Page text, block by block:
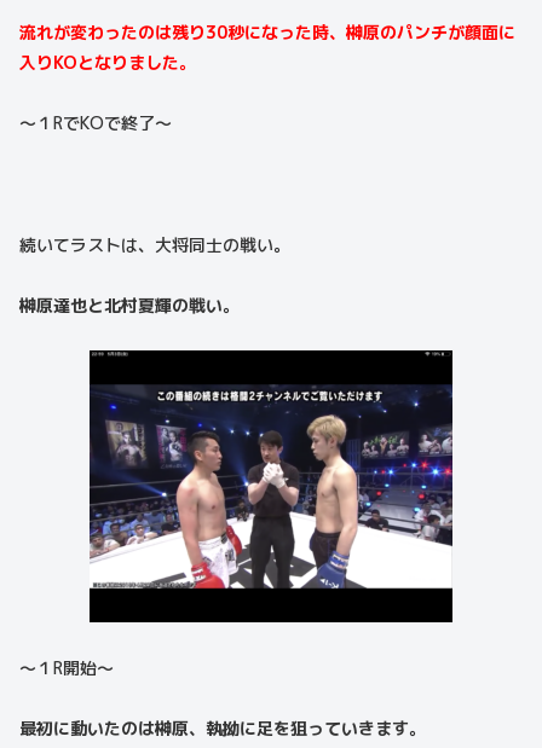
流れが変わったのは残り30秒になった時、榊原のパンチが顔面に
入りKOとなりました。
〜１RでKOで終了〜
続いてラストは、大将同士の戦い。
榊原達也と北村夏輝の戦い。
〜１R開始〜
最初に動いたのは榊原、執拗に足を狙っていきます。